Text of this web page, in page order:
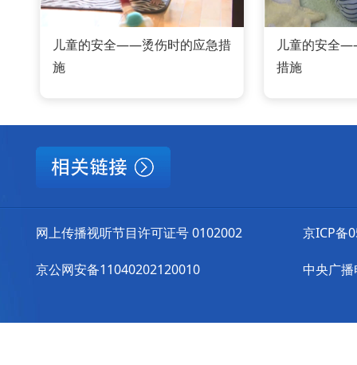
儿童的安全——烫伤时的应急措
施
儿童的安全
措施
网上传播视听节目许可证号 0102002
京公网安备11040202120010
京ICP备
中央广